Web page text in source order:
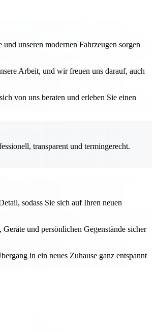
unseren modernen Fahrzeugen sorgen
Arbeit, und wir freuen uns darauf, auch
von uns beraten und erleben Sie einen
transparent und termingerecht.
sodass Sie sich auf Ihren neuen
und persönlichen Gegenstände sicher
in ein neues Zuhause ganz entspannt